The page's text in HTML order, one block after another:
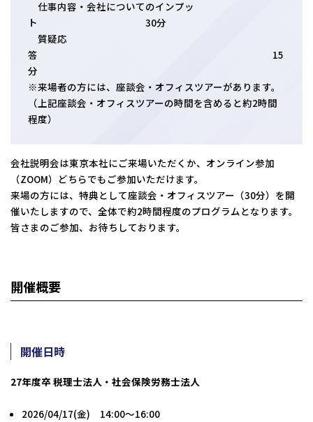
仕事内容・会社についてのインプッ
ト 30分
質疑応
答 15
分
※来場者の方には、座談会・オフィスツアーがあります。
（上記座談会・オフィスツアーの時間を含めると約2時間
程度）
会社説明会は東京本社にご来場いただくか、オンライン参加
（ZOOM）どちらでもご参加いただけます。
来場の方には、特典として座談会・オフィスツアー（30分）を開
催いたしますので、全体で約2時間程度のプログラムとなります。
皆さまのご参加、お待ちしております。
開催概要
開催日時
27年度卒 税理士法人・社会保険労務士法人
2026/04/17(金) 14:00～16:00